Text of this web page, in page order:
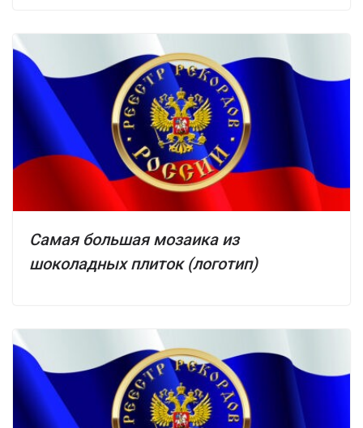
Самая большая мозаика из
шоколадных плиток (логотип)